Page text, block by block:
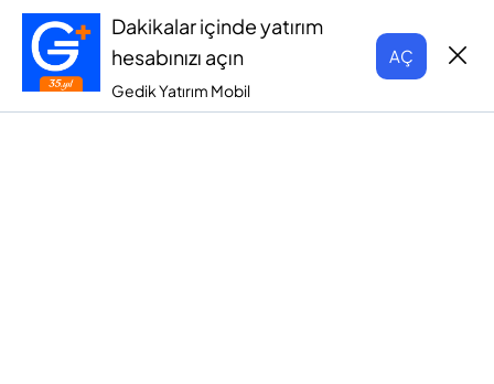
Dakikalar içinde yatırım
hesabınızı açın
Gedik Yatırım Mobil
AÇ